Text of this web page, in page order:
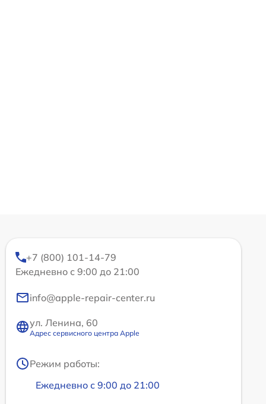
+7 (800) 101-14-79
Ежедневно с 9:00 до 21:00
info@apple-repair-center.ru
ул. Ленина, 60
Адрес сервисного центра Apple
Режим работы:
Ежедневно с 9:00 до 21:00